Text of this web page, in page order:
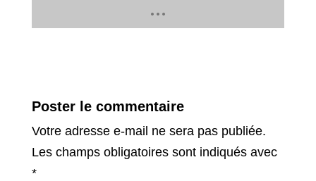
Poster le commentaire
Votre adresse e-mail ne sera pas publiée.
Les champs obligatoires sont indiqués avec
*